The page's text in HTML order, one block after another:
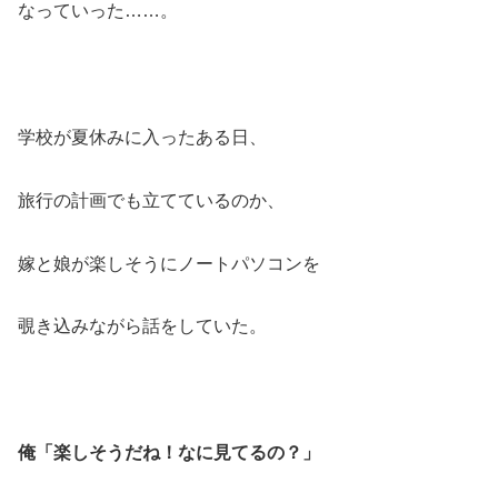
なっていった……。
学校が夏休みに入ったある日、
旅行の計画でも立てているのか、
嫁と娘が楽しそうにノートパソコンを
覗き込みながら話をしていた。
俺「楽しそうだね！なに見てるの？」